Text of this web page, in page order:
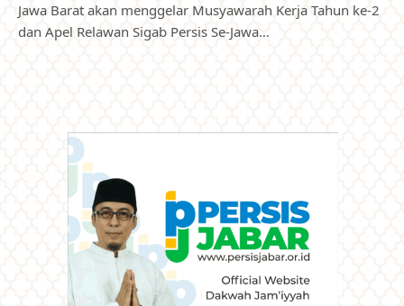
Jawa Barat akan menggelar Musyawarah Kerja Tahun ke-2
dan Apel Relawan Sigab Persis Se-Jawa…